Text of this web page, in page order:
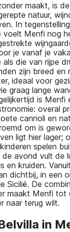
maakt, is
natuur,
In
Menfi nog
je vanaf je
die van rijpe
zijn breed en
ideaal voor
graag lange
is Menfi
overal
cannoli en
om is
ligt hier lager;
spelen
avond vult de
en kruiden.
dichtbij, in een
Sicilië. De
maakt Menfi tot
naar terug wilt.
in